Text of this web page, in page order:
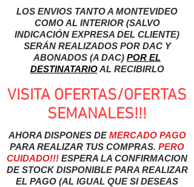
LOS ENVIOS TANTO A MONTEVIDEO
COMO AL INTERIOR (SALVO
INDICACIÓN EXPRESA DEL CLIENTE)
SERÁN REALIZADOS POR DAC Y
ABONADOS (A DAC) POR EL
DESTINATARIOAL RECIBIRLO
VISITA OFERTAS/OFERTAS
SEMANALES!!!
AHORA DISPONES DEMERCADO PAGO
PARA REALIZAR TUS COMPRAS. PERO
CUIDADO!!! ESPERA LA CONFIRMACION
DE STOCK DISPONIBLE PARA REALIZAR
EL PAGO (AL IGUAL QUE SI DESEAS